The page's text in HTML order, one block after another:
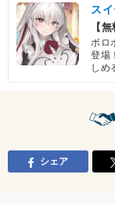
ス
【
ボロ
登場
しめ
シェア